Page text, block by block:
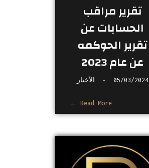
تقرير مراقب
الحسابات عن
تقرير الحوكمه
عن عام 2023
05/03/2024 الأخبار
Read More